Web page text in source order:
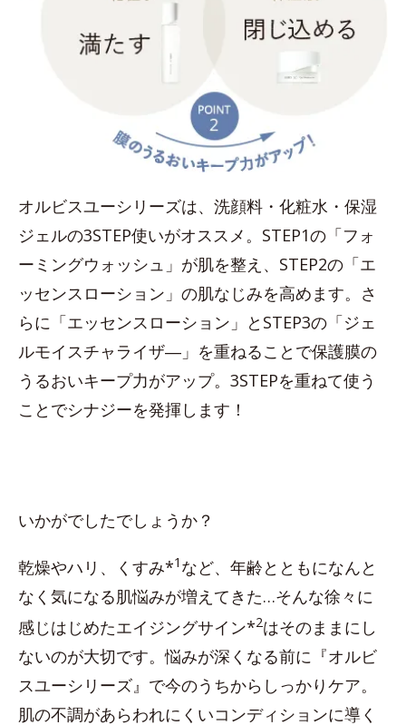
オルビスユーシリーズは、洗顔料・化粧水・保湿
ジェルの3STEP使いがオススメ。STEP1の「フォ
ーミングウォッシュ」が肌を整え、STEP2の「エ
ッセンスローション」の肌なじみを高めます。さ
らに「エッセンスローション」とSTEP3の「ジェ
ルモイスチャライザ―」を重ねることで保護膜の
うるおいキープ力がアップ。3STEPを重ねて使う
ことでシナジーを発揮します！
いかがでしたでしょうか？
乾燥やハリ、くすみ*1 など、年齢とともになんと
なく気になる肌悩みが増えてきた…そんな徐々に
感じはじめたエイジングサイン*2はそのままにし
ないのが大切です。悩みが深くなる前に『オルビ
スユーシリーズ』で今のうちからしっかりケア。
肌の不調があらわれにくいコンディションに導く